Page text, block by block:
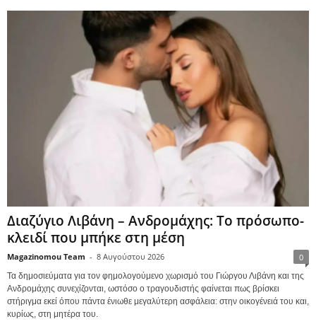
Διαζύγιο Λιβάνη – Ανδρομάχης: Το πρόσωπο-
κλειδί που μπήκε στη μέση
Magazinomou Team - 8 Αυγούστου 2026 0
Τα δημοσιεύματα για τον φημολογούμενο χωρισμό του Γιώργου Λιβάνη και της
Ανδρομάχης συνεχίζονται, ωστόσο ο τραγουδιστής φαίνεται πως βρίσκει
στήριγμα εκεί όπου πάντα ένιωθε μεγαλύτερη ασφάλεια: στην οικογένειά του και,
κυρίως, στη μητέρα του.